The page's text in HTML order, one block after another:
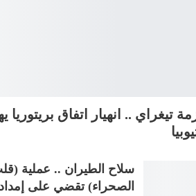
تيغراي .. انهيار اتفاق بريتوريا
سلاح الطيران .. عملية
الصحراء) تقضي على إمداد